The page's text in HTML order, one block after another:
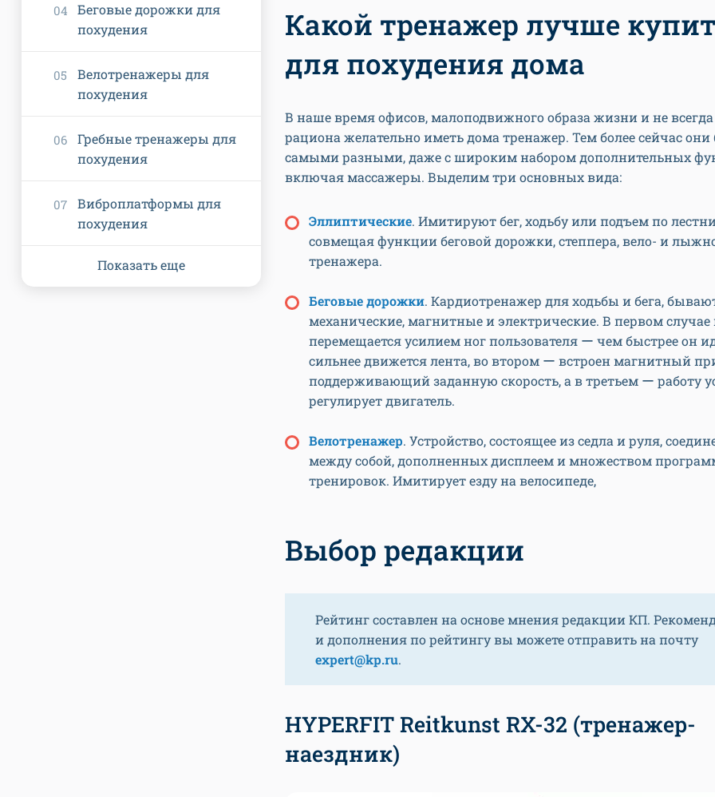
Какой тренажер лучше
для похудения дома
В наше время офисов, малоподвижного образа жизни и не всегда
рациона желательно иметь дома тренажер. Тем более сейчас
самыми разными, даже с широким набором дополнительных
включая массажеры. Выделим три основных вида:
Эллиптические. Имитируют бег, ходьбу или подъем по
совмещая функции беговой дорожки, степпера, вело- и
тренажера.
Беговые дорожки. Кардиотренажер для ходьбы и бега,
механические, магнитные и электрические. В первом случае
перемещается усилием ног пользователя ー чем быстрее он
сильнее движется лента, во втором ー встроен магнитный
поддерживающий заданную скорость, а в третьем ー работу
регулирует двигатель.
Велотренажер. Устройство, состоящее из седла и руля,
между собой, дополненных дисплеем и множеством
тренировок. Имитирует езду на велосипеде,
Выбор редакции
Рейтинг составлен на основе мнения редакции КП.
и дополнения по рейтингу вы можете отправить на почту
expert@kp.ru.
HYPERFIT Reitkunst RX-32 (тренажер-
наездник)
Беговые дорожки для
похудения
Велотренажеры для
похудения
Гребные тренажеры для
похудения
Виброплатформы для
похудения
Показать еще